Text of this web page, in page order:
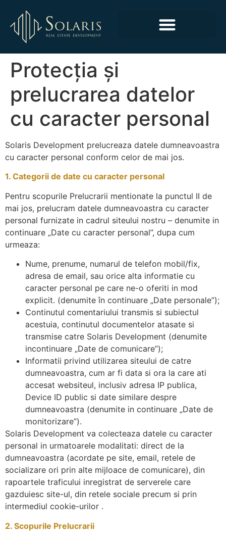
Protecția și
prelucrarea datelor
cu caracter personal
Solaris Development prelucreaza datele dumneavoastra
cu caracter personal conform celor de mai jos.
1. Categorii de date cu caracter personal
Pentru scopurile Prelucrarii mentionate la punctul II de
mai jos, prelucram datele dumneavoastra cu caracter
personal furnizate in cadrul siteului nostru – denumite in
continuare „Date cu caracter personal”, dupa cum
urmeaza:
Nume, prenume, numarul de telefon mobil/fix,
adresa de email, sau orice alta informatie cu
caracter personal pe care ne-o oferiti in mod
explicit. (denumite în continuare „Date personale”);
Continutul comentariului transmis si subiectul
acestuia, continutul documentelor atasate si
transmise catre Solaris Development (denumite
incontinuare „Date de comunicare”);
Informatii privind utilizarea siteului de catre
dumneavoastra, cum ar fi data si ora la care ati
accesat websiteul, inclusiv adresa IP publica,
Device ID public si date similare despre
dumneavoastra (denumite in continuare „Date de
monitorizare”).
Solaris Development va colecteaza datele cu caracter
personal in urmatoarele modalitati: direct de la
dumneavoastra (acordate pe site, email, retele de
socializare ori prin alte mijloace de comunicare), din
rapoartele traficului inregistrat de serverele care
gazduiesc site-ul, din retele sociale precum si prin
intermediul cookie-urilor .
2. Scopurile Prelucrarii